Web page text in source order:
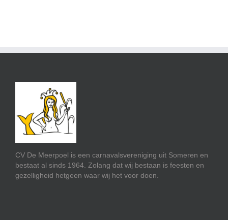
CV De Meerpoel is een carnavalsvereniging uit Someren en
bestaat al sinds 1964. Zolang dat wij bestaan is feesten en
gezelligheid hetgeen waar wij het voor doen.